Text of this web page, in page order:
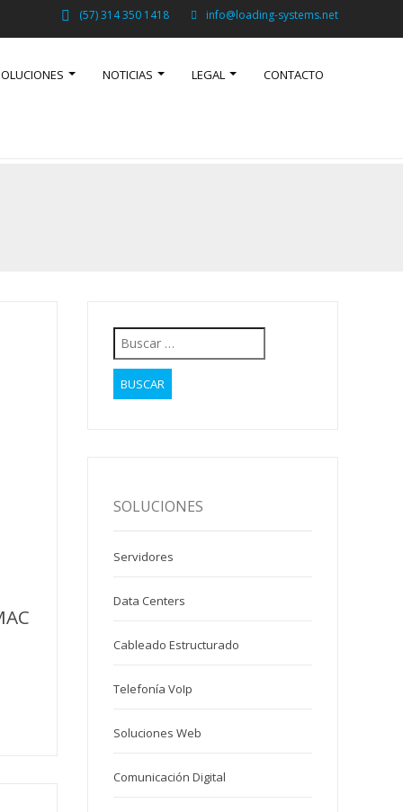
(57) 314 350 1418 info@loading-systems.net
NOTICIAS LEGAL CONTACTO
Buscar:
SOLUCIONES
Servidores
Data Centers
Cableado Estructurado
Telefonía VoIp
Soluciones Web
Comunicación Digital